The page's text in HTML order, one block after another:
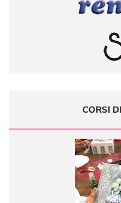
CORSI